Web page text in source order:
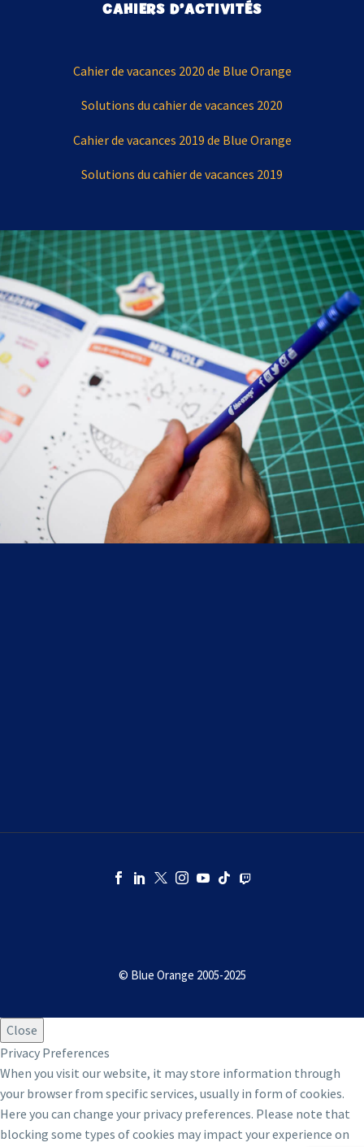
CAHIERS D’ACTIVITÉS
Cahier de vacances 2020 de Blue Orange
Solutions du cahier de vacances 2020
Cahier de vacances 2019 de Blue Orange
Solutions du cahier de vacances 2019
KINGDOMINO, LE JEU DE SOCIÉTÉ
MUSICAL
JEUX DE VOTRE SOCIÉTÉ, DES JEUX
PERSONNALISÉS
© Blue Orange 2005-2025
Close
Privacy Preferences
When you visit our website, it may store information through
your browser from specific services, usually in form of cookies.
Here you can change your privacy preferences. Please note that
blocking some types of cookies may impact your experience on